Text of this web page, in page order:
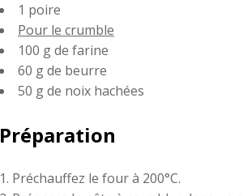
1 poire
Pour le crumble
100 g de farine
60 g de beurre
50 g de noix hachées
Préparation
Préchauffez le four à 200°C.